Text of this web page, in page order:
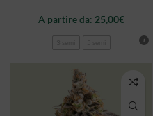
A partire da: 25,00€